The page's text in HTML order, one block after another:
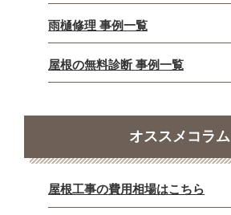
雨樋修理 事例一覧
屋根の無料診断 事例一覧
オススメコラム
屋根工事の費用相場はこちら